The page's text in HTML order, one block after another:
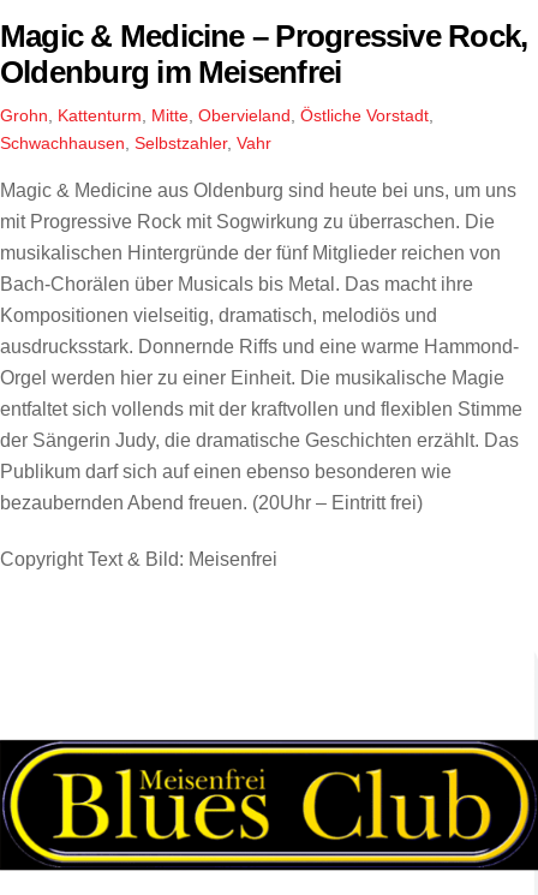
Magic & Medicine – Progressive Rock,
Oldenburg im Meisenfrei
Grohn, Kattenturm, Mitte, Obervieland, Östliche Vorstadt,
Schwachhausen, Selbstzahler, Vahr
Magic & Medicine aus Oldenburg sind heute bei uns, um uns
mit Progressive Rock mit Sogwirkung zu überraschen. Die
musikalischen Hintergründe der fünf Mitglieder reichen von
Bach-Chorälen über Musicals bis Metal. Das macht ihre
Kompositionen vielseitig, dramatisch, melodiös und
ausdrucksstark. Donnernde Riffs und eine warme Hammond-
Orgel werden hier zu einer Einheit. Die musikalische Magie
entfaltet sich vollends mit der kraftvollen und flexiblen Stimme
der Sängerin Judy, die dramatische Geschichten erzählt. Das
Publikum darf sich auf einen ebenso besonderen wie
bezaubernden Abend freuen. (20Uhr – Eintritt frei)
Copyright Text & Bild: Meisenfrei